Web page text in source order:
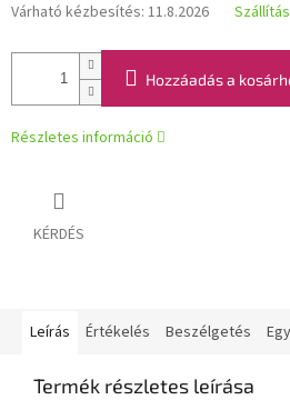
Várható kézbesítés: 11.8.2026
Hozzáadás a
Részletes információ
KÉRDÉS
Leírás Értékelés Beszélgetés
Termék részletes leírása